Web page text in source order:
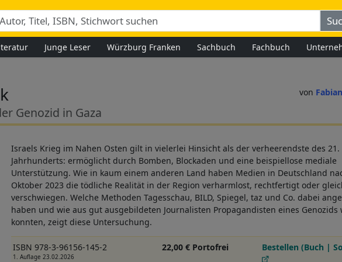
Junge Leser Würzburg Franken Sachbuch Fachbuch
Genozid in Gaza
Israels Krieg im Nahen Osten gilt in vielerlei Hinsicht als der verheerendste des 21.
Jahrhunderts: ermöglicht durch Bomben, Blockaden und eine beispiellose mediale
Unterstützung. Wie in kaum einem anderen Land haben Medien in Deutschland
Oktober 2023 die tödliche Realität in der Region verharmlost, rechtfertigt oder
verschwiegen. Welche Methoden Tagesschau, BILD, Spiegel, taz und Co. dabei
haben und wie aus gut ausgebildeten Journalisten Propagandisten eines Genozids
konnten, zeigt diese Untersuchung.
ISBN 978-3-96156-145-2
1. Auflage 23.02.2026
22,00 € Portofrei Bestellen (Buch |